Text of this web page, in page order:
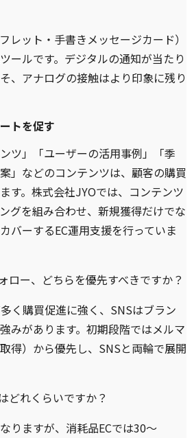
レット・手書きメッセージカード）
ールです。デジタルの通知が当たり
、アナログの接触はより印象に残り
トを促す
ツ」「ユーザーの活用事例」「季
」などのコンテンツは、顧客の購買
す。株式会社JYOでは、コンテンツ
グを組み合わせ、新規獲得だけでな
バーするEC運用支援を行っていま
ロー、どちらを優先すべきですか？
く購買促進に強く、SNSはブラン
みがあります。初期段階ではメルマ
得）から優先し、SNSと両輪で展開
どれくらいですか？
りますが、消耗品ECでは30〜